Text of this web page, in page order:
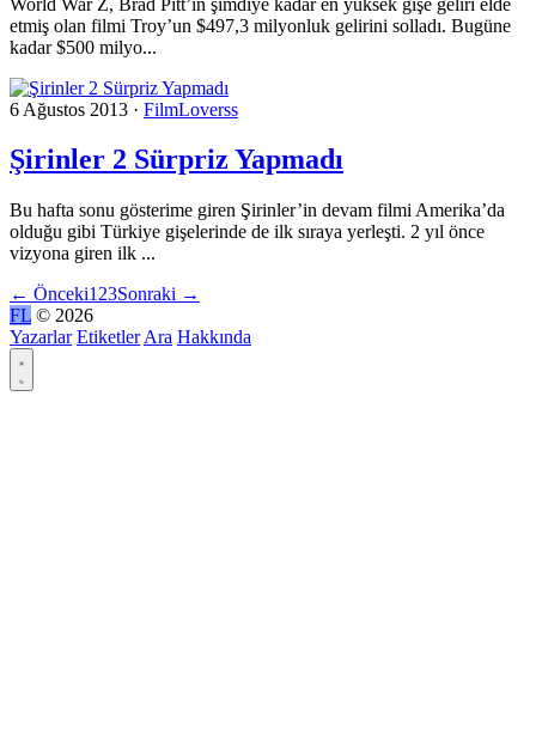
etmiş olan filmi Troy’un $497,3 milyonluk gelirini solladı. Bugüne
kadar $500 milyo...
6 Ağustos 2013 · FilmLoverss
Şirinler 2 Sürpriz Yapmadı
Bu hafta sonu gösterime giren Şirinler’in devam filmi Amerika’da
olduğu gibi Türkiye gişelerinde de ilk sıraya yerleşti. 2 yıl önce
vizyona giren ilk ...
← Önceki1 23Sonraki →
FL © 2026
Yazarlar Etiketler Ara Hakkında